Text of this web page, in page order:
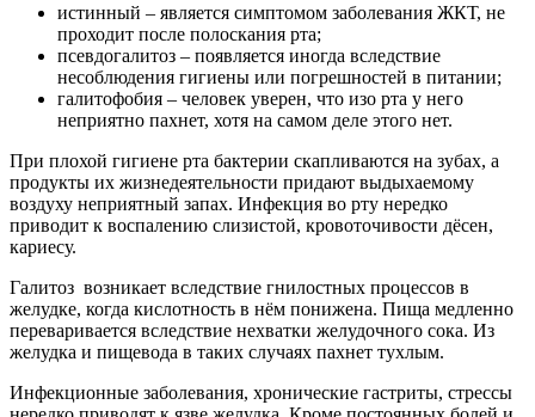
истинный – является симптомом заболевания ЖКТ, не
проходит после полоскания рта;
псевдогалитоз – появляется иногда вследствие
несоблюдения гигиены или погрешностей в питании;
галитофобия – человек уверен, что изо рта у него
неприятно пахнет, хотя на самом деле этого нет.
При плохой гигиене рта бактерии скапливаются на зубах, а
продукты их жизнедеятельности придают выдыхаемому
воздуху неприятный запах. Инфекция во рту нередко
приводит к воспалению слизистой, кровоточивости дёсен,
кариесу.
Галитоз возникает вследствие гнилостных процессов в
желудке, когда кислотность в нём понижена. Пища медленно
переваривается вследствие нехватки желудочного сока. Из
желудка и пищевода в таких случаях пахнет тухлым.
Инфекционные заболевания, хронические гастриты, стрессы